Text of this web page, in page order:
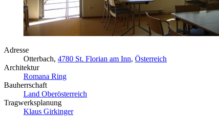
Adresse
Otterbach, 4780 St. Florian am Inn, Österreich
Architektur
Romana Ring
Bauherrschaft
Land Oberösterreich
Tragwerksplanung
Klaus Girkinger